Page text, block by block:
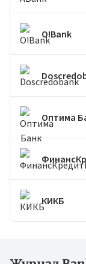
O!Bank
Оптима
КИКБ